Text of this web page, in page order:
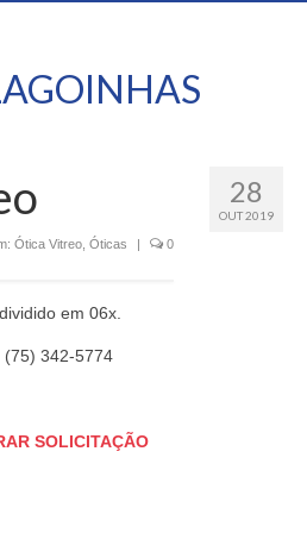
28
OUT 2019
Ótica Vitreo Óticas | 0
em 06x.
(75) 342-5774
SOLICITAÇÃO